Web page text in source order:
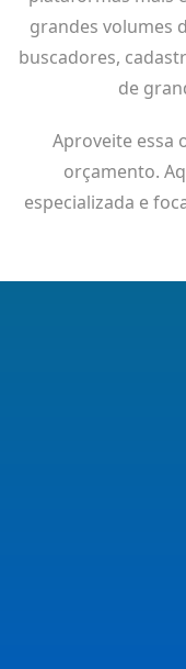
grandes volumes
buscadores,
de
Aproveite essa
orçamento.
especializada e